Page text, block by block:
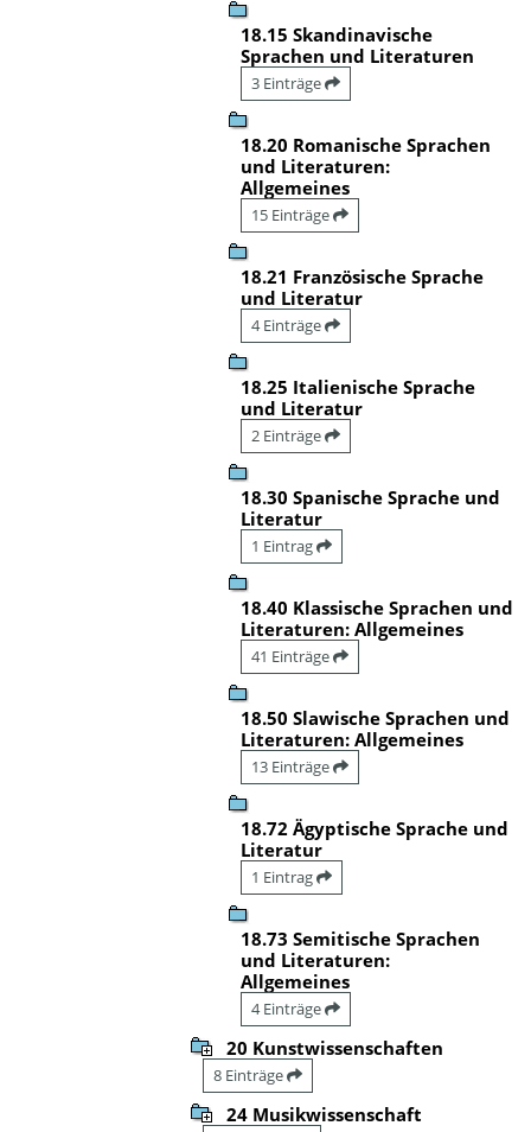
18.15 Skandinavische
Sprachen und Literaturen
3 Einträge
18.20 Romanische Sprachen
und Literaturen:
Allgemeines
15 Einträge
18.21 Französische Sprache
und Literatur
4 Einträge
18.25 Italienische Sprache
und Literatur
2 Einträge
18.30 Spanische Sprache und
Literatur
1 Eintrag
18.40 Klassische Sprachen und
Literaturen: Allgemeines
41 Einträge
18.50 Slawische Sprachen und
Literaturen: Allgemeines
13 Einträge
18.72 Ägyptische Sprache und
Literatur
1 Eintrag
18.73 Semitische Sprachen
und Literaturen:
Allgemeines
4 Einträge
20 Kunstwissenschaften
8 Einträge
24 Musikwissenschaft